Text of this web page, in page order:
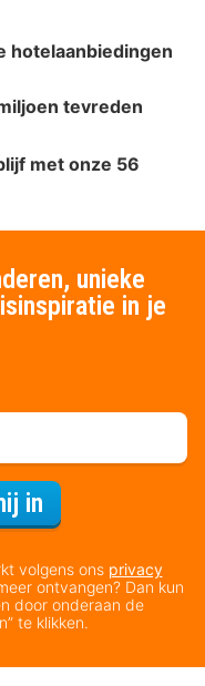
hotelaanbiedingen
tevreden
met onze 56
unieke
in je
in
volgens ons privacy
ontvangen? Dan kun
door onderaan de
te klikken.